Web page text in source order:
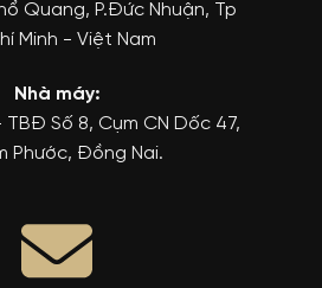
Quang, P.Đức Nhuận, Tp
Minh - Việt Nam
Nhà máy:
TBĐ Số 8, Cụm CN Dốc 47,
Phước, Đồng Nai.